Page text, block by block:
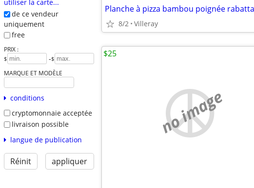
utiliser la carte...
de ce vendeur
uniquement
free
PRIX :
$ -$
MARQUE ET MODÈLE
conditions
cryptomonnaie acceptée
livraison possible
langue de publication
Réinit appliquer
8/2 Villeray
no image
$25